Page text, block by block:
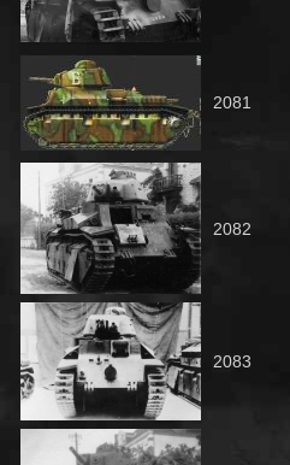
2081
2082
2083